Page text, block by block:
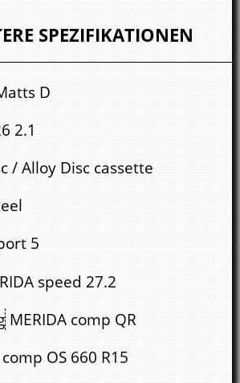
SPEZIFIKATIONEN
D
2.1
/ Alloy Disc cassette
5
speed 27.2
MERIDA comp QR
OS 660 R15